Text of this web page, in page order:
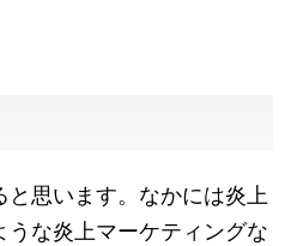
思います。なかには炎上
な炎上マーケティングな